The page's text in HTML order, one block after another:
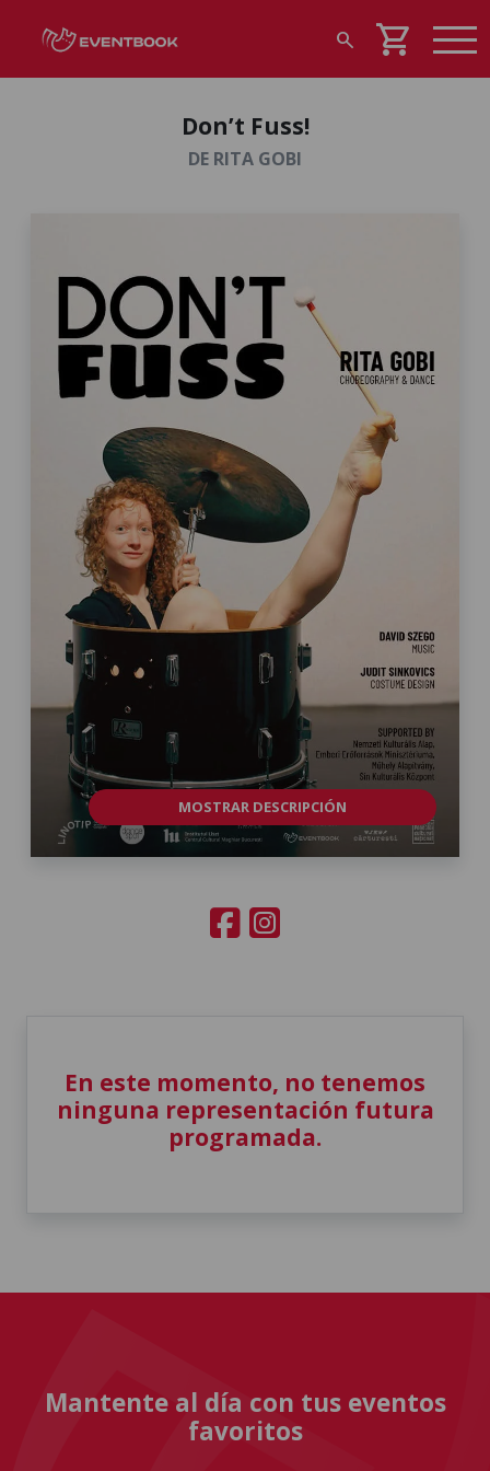
search shopping_cart
Don’t Fuss!
DE RITA GOBI
MOSTRAR DESCRIPCIÓN
En este momento, no tenemos
ninguna representación futura
programada.
Mantente al día con tus eventos
favoritos